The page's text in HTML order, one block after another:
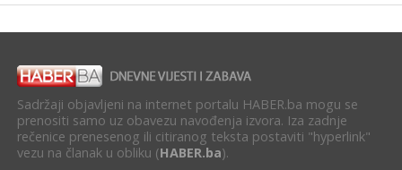
Sadržaji objavljeni na internet portalu HABER.ba mogu se
prenositi samo uz obavezu navođenja izvora. Iza zadnje
rečenice prenesenog ili citiranog teksta postaviti "hyperlink"
vezu na članak u obliku (HABER.ba).